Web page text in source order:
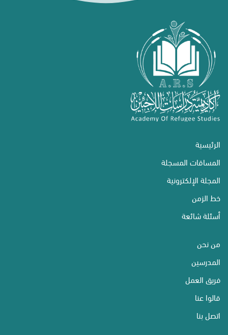
الرئيسية
المساقات المسجلة
المجلة الإلكترونية
خط الزمن
أسئلة شائعة
من نحن
المدرسين
فريق العمل
قالوا عنا
اتصل بنا